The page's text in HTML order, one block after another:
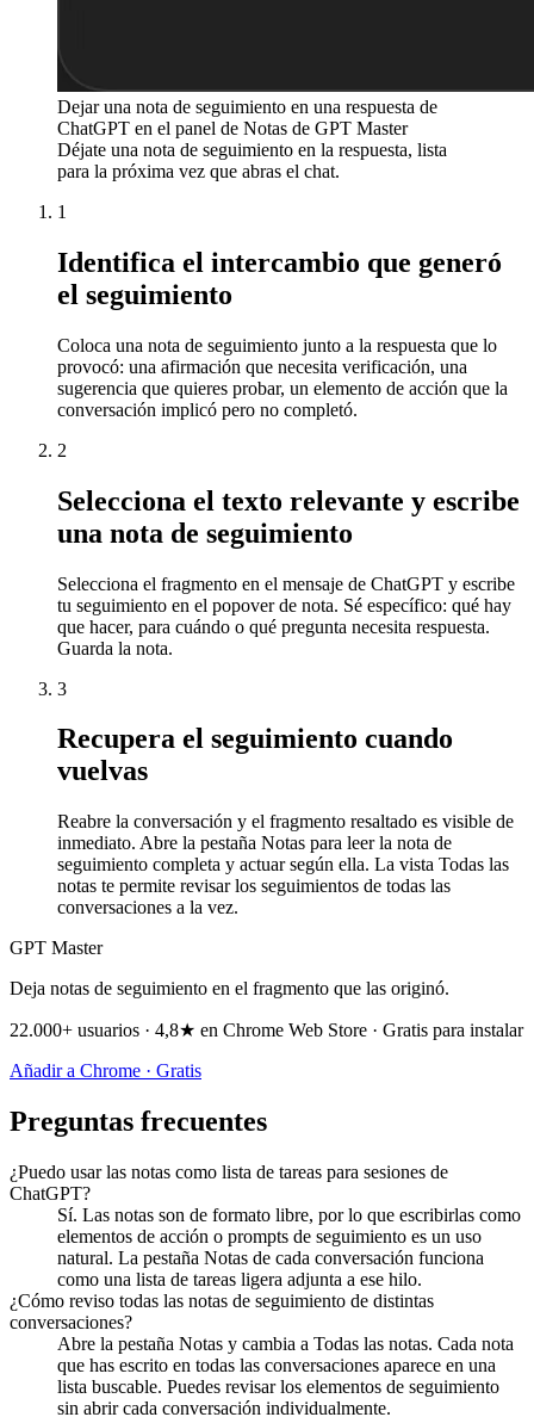
Dejar una nota de seguimiento en una respuesta de
ChatGPT en el panel de Notas de GPT Master
Déjate una nota de seguimiento en la respuesta, lista
para la próxima vez que abras el chat.
1
Identifica el intercambio que generó
el seguimiento
Coloca una nota de seguimiento junto a la respuesta que lo
provocó: una afirmación que necesita verificación, una
sugerencia que quieres probar, un elemento de acción que la
conversación implicó pero no completó.
2
Selecciona el texto relevante y escribe
una nota de seguimiento
Selecciona el fragmento en el mensaje de ChatGPT y escribe
tu seguimiento en el popover de nota. Sé específico: qué hay
que hacer, para cuándo o qué pregunta necesita respuesta.
Guarda la nota.
3
Recupera el seguimiento cuando
vuelvas
Reabre la conversación y el fragmento resaltado es visible de
inmediato. Abre la pestaña Notas para leer la nota de
seguimiento completa y actuar según ella. La vista Todas las
notas te permite revisar los seguimientos de todas las
conversaciones a la vez.
GPT Master
Deja notas de seguimiento en el fragmento que las originó.
22.000+ usuarios · 4,8★ en Chrome Web Store · Gratis para instalar
Añadir a Chrome · Gratis
Preguntas frecuentes
¿Puedo usar las notas como lista de tareas para sesiones de
ChatGPT?
Sí. Las notas son de formato libre, por lo que escribirlas como
elementos de acción o prompts de seguimiento es un uso
natural. La pestaña Notas de cada conversación funciona
como una lista de tareas ligera adjunta a ese hilo.
¿Cómo reviso todas las notas de seguimiento de distintas
conversaciones?
Abre la pestaña Notas y cambia a Todas las notas. Cada nota
que has escrito en todas las conversaciones aparece en una
lista buscable. Puedes revisar los elementos de seguimiento
sin abrir cada conversación individualmente.